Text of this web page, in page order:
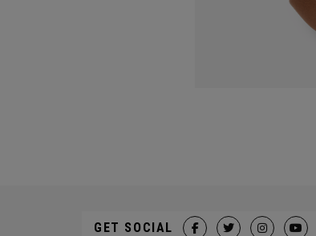
GET SOCIAL